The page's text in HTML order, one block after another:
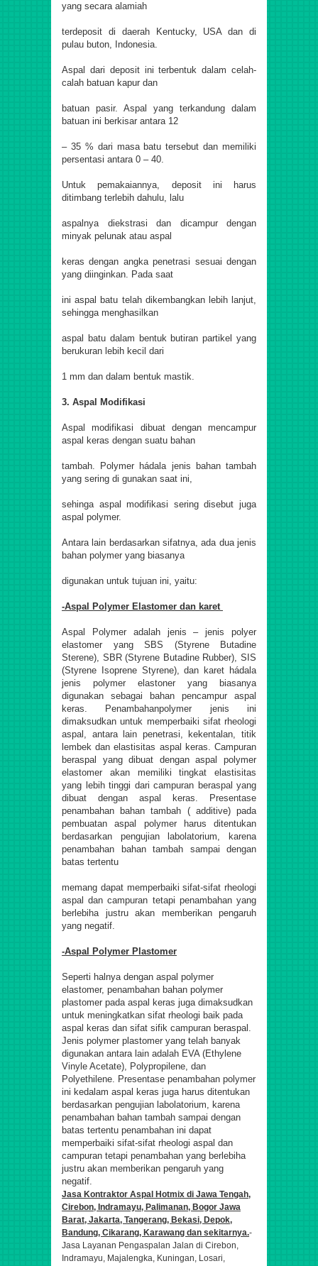
yang secara alamiah
terdeposit di daerah Kentucky, USA dan di
pulau buton, Indonesia.
Aspal dari deposit ini terbentuk dalam celah-
calah batuan kapur dan
batuan pasir. Aspal yang terkandung dalam
batuan ini berkisar antara 12
– 35 % dari masa batu tersebut dan memiliki
persentasi antara 0 – 40.
Untuk pemakaiannya, deposit ini harus
ditimbang terlebih dahulu, lalu
aspalnya diekstrasi dan dicampur dengan
minyak pelunak atau aspal
keras dengan angka penetrasi sesuai dengan
yang diinginkan. Pada saat
ini aspal batu telah dikembangkan lebih lanjut,
sehingga menghasilkan
aspal batu dalam bentuk butiran partikel yang
berukuran lebih kecil dari
1 mm dan dalam bentuk mastik.
3. Aspal Modifikasi
Aspal modifikasi dibuat dengan mencampur
aspal keras dengan suatu bahan
tambah. Polymer hádala jenis bahan tambah
yang sering di gunakan saat ini,
sehinga aspal modifikasi sering disebut juga
aspal polymer.
Antara lain berdasarkan sifatnya, ada dua jenis
bahan polymer yang biasanya
digunakan untuk tujuan ini, yaitu:
-Aspal Polymer Elastomer dan karet
Aspal Polymer adalah jenis – jenis polyer
elastomer yang SBS (Styrene Butadine
Sterene), SBR (Styrene Butadine Rubber), SIS
(Styrene Isoprene Styrene), dan karet hádala
jenis polymer elastoner yang biasanya
digunakan sebagai bahan pencampur aspal
keras. Penambahanpolymer jenis ini
dimaksudkan untuk memperbaiki sifat rheologi
aspal, antara lain penetrasi, kekentalan, titik
lembek dan elastisitas aspal keras. Campuran
beraspal yang dibuat dengan aspal polymer
elastomer akan memiliki tingkat elastisitas
yang lebih tinggi dari campuran beraspal yang
dibuat dengan aspal keras. Presentase
penambahan bahan tambah ( additive) pada
pembuatan aspal polymer harus ditentukan
berdasarkan pengujian labolatorium, karena
penambahan bahan tambah sampai dengan
batas tertentu
memang dapat memperbaiki sifat-sifat rheologi
aspal dan campuran tetapi penambahan yang
berlebiha justru akan memberikan pengaruh
yang negatif.
-Aspal Polymer Plastomer
Seperti halnya dengan aspal polymer
elastomer, penambahan bahan polymer
plastomer pada aspal keras juga dimaksudkan
untuk meningkatkan sifat rheologi baik pada
aspal keras dan sifat sifik campuran beraspal.
Jenis polymer plastomer yang telah banyak
digunakan antara lain adalah EVA (Ethylene
Vinyle Acetate), Polypropilene, dan
Polyethilene. Presentase penambahan polymer
ini kedalam aspal keras juga harus ditentukan
berdasarkan pengujian labolatorium, karena
penambahan bahan tambah sampai dengan
batas tertentu penambahan ini dapat
memperbaiki sifat-sifat rheologi aspal dan
campuran tetapi penambahan yang berlebiha
justru akan memberikan pengaruh yang
negatif.
Jasa Kontraktor Aspal Hotmix di Jawa Tengah,
Cirebon, Indramayu, Palimanan, Bogor Jawa
Barat, Jakarta, Tangerang, Bekasi, Depok,
Bandung, Cikarang, Karawang dan sekitarnya.-
Jasa Layanan Pengaspalan Jalan di Cirebon,
Indramayu, Majalengka, Kuningan, Losari,